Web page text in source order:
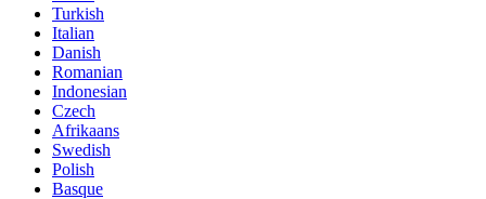
Turkish
Italian
Danish
Romanian
Indonesian
Czech
Afrikaans
Swedish
Polish
Basque